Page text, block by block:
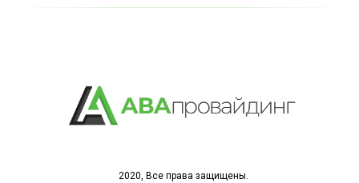
2020, Все права защищены.